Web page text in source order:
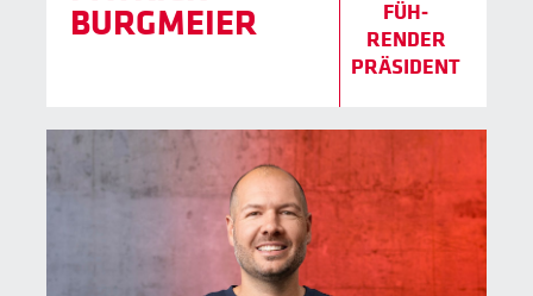
BURGMEIER
FÜH­
RENDER
PRÄSIDENT